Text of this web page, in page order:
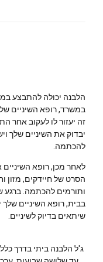
הלבנה יכולה להתבצע
במשרד, רופא השיניים
זה יעזור לו לעקוב אחר
יבדוק את השיניים שלך
להכתמה.
לאחר מכן, רופא השיניים
הסרט של חיידקים, מזון
ותורמים להכתמה. ברגע
בבית, רופא השיניים שלך
שיתאים בדיוק לשיניים.
ג'ל הלבנה ביתי בדרך